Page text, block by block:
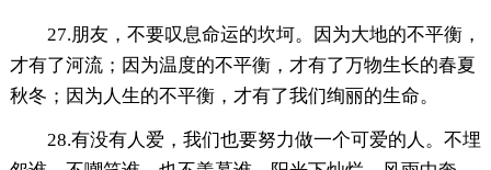
27.朋友，不要叹息命运的坎坷。因为大地的不平衡，
才有了河流；因为温度的不平衡，才有了万物生长的春夏
秋冬；因为人生的不平衡，才有了我们绚丽的生命。
28.有没有人爱，我们也要努力做一个可爱的人。不埋